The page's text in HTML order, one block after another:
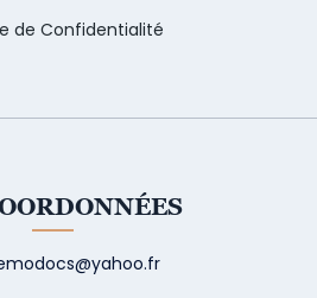
de Confidentialité